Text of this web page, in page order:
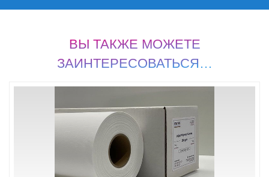
ВЫ ТАКЖЕ МОЖЕТЕ
ЗАИНТЕРЕСОВАТЬСЯ…